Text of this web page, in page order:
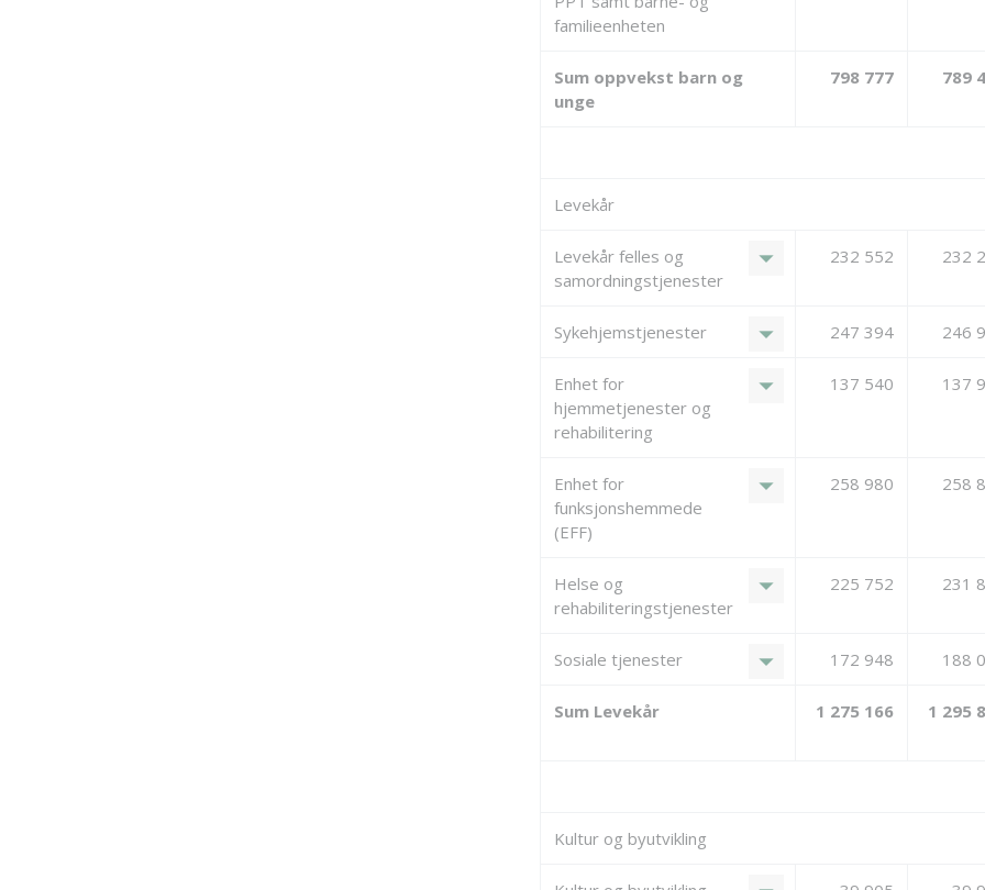
familieenheten
Sum oppvekst barn og
unge
798 777 789
Levekår
Levekår felles og
samordningstjenester
arrow_drop_down 232 552 232
Sykehjemstjenester arrow_drop_down 247 394 246
Enhet for
hjemmetjenester og
rehabilitering
arrow_drop_down 137 540 137
Enhet for
funksjonshemmede
(EFF)
arrow_drop_down 258 980 258
Helse og
rehabiliteringstjenester
arrow_drop_down 225 752 231
Sosiale tjenester arrow_drop_down 172 948 188
Sum Levekår 1 275 166 1 295
Kultur og byutvikling